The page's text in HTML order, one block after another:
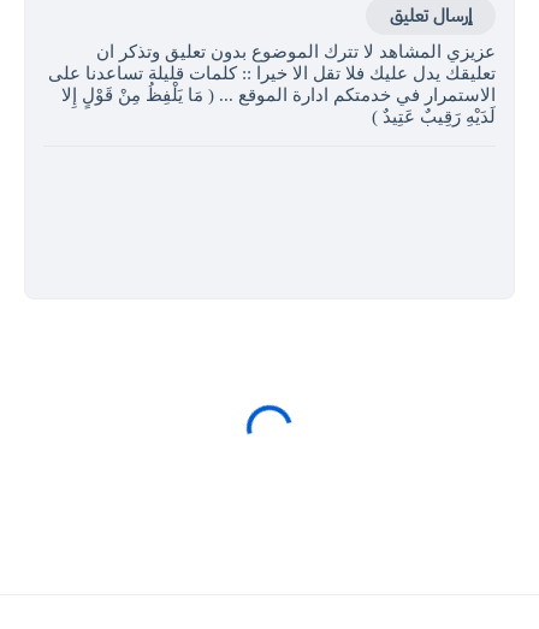
إرسال تعليق
عزيزي المشاهد لا تترك الموضوع بدون تعليق وتذكر ان
تعليقك يدل عليك فلا تقل الا خيرا :: كلمات قليلة تساعدنا على
الاستمرار في خدمتكم ادارة الموقع ... ( مَا يَلْفِظُ مِنْ قَوْلٍ إِلا
لَدَيْهِ رَقِيبٌ عَتِيدٌ )